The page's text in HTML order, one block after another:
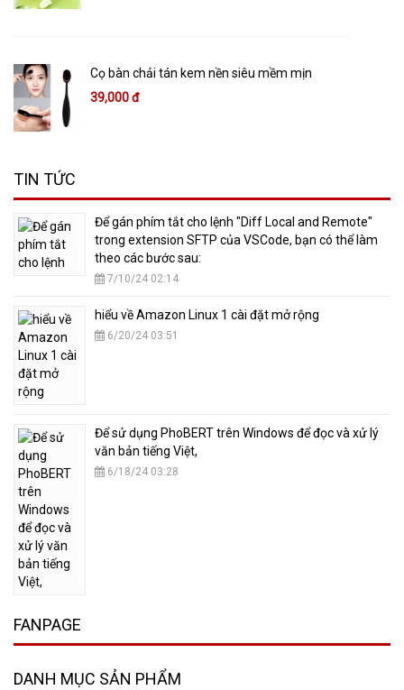
Cọ bàn chải tán kem nền siêu mềm mịn
39,000 đ
TIN TỨC
​Để gán phím tắt cho lệnh "Diff Local and Remote"
trong extension SFTP của VSCode, bạn có thể làm
theo các bước sau:
7/10/24 02:14
hiểu về Amazon Linux 1 cài đặt mở rộng
6/20/24 03:51
​Để sử dụng PhoBERT trên Windows để đọc và xử lý
văn bản tiếng Việt,
6/18/24 03:28
FANPAGE
DANH MỤC SẢN PHẨM